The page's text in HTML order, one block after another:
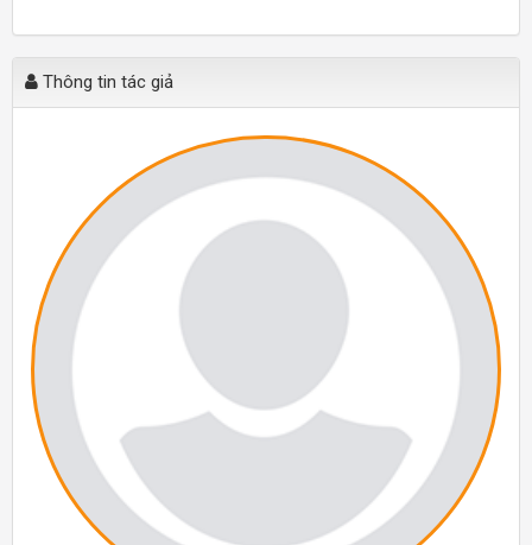
Thông tin tác giả